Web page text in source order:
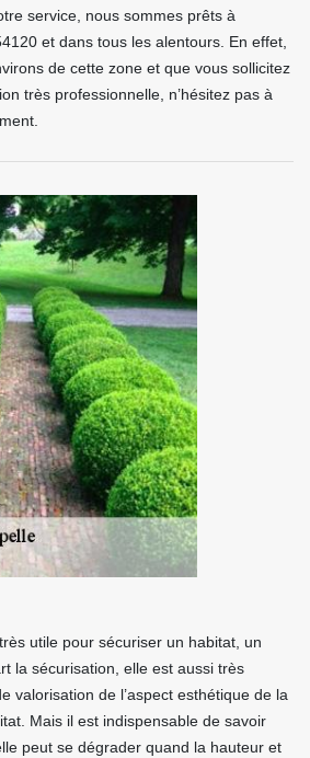
service, nous sommes prêts à
et dans tous les alentours. En effet,
de cette zone et que vous sollicitez
très professionnelle, n’hésitez pas à
utile pour sécuriser un habitat, un
la sécurisation, elle est aussi très
valorisation de l’aspect esthétique de la
Mais il est indispensable de savoir
peut se dégrader quand la hauteur et